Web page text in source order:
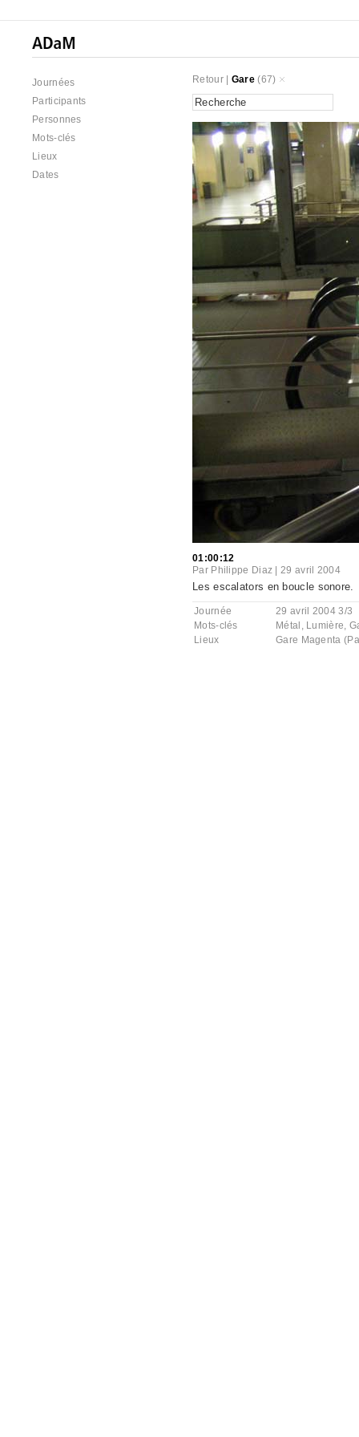
Journées
Participants
Personnes
Mots-clés
Lieux
Dates
Retour| Gare(67)
01:00:12
Par Philippe Diaz |29 avril 2004
Les escalators en boucle sonore.
Journée
29 avril 2004 3/3
Mots-clés
Métal , Lumière,
Lieux
Gare Magenta